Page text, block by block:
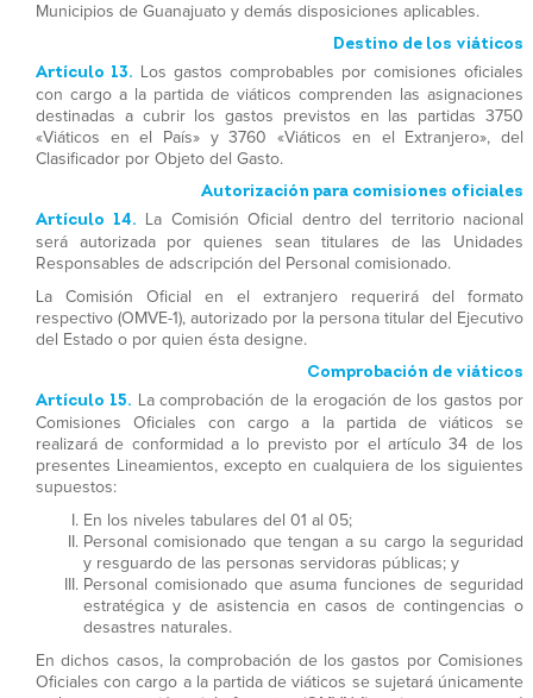
Municipios de Guanajuato y demás disposiciones aplicables.
Destino de los viáticos
Artículo 13. Los gastos comprobables por comisiones oficiales
con cargo a la partida de viáticos comprenden las asignaciones
destinadas a cubrir los gastos previstos en las partidas 3750
«Viáticos en el País» y 3760 «Viáticos en el Extranjero», del
Clasificador por Objeto del Gasto.
Autorización para comisiones oficiales
Artículo 14. La Comisión Oficial dentro del territorio nacional
será autorizada por quienes sean titulares de las Unidades
Responsables de adscripción del Personal comisionado.
La Comisión Oficial en el extranjero requerirá del formato
respectivo (OMVE-1), autorizado por la persona titular del Ejecutivo
del Estado o por quien ésta designe.
Comprobación de viáticos
Artículo 15. La comprobación de la erogación de los gastos por
Comisiones Oficiales con cargo a la partida de viáticos se
realizará de conformidad a lo previsto por el artículo 34 de los
presentes Lineamientos, excepto en cualquiera de los siguientes
supuestos:
En los niveles tabulares del 01 al 05;
Personal comisionado que tengan a su cargo la seguridad
y resguardo de las personas servidoras públicas; y
Personal comisionado que asuma funciones de seguridad
estratégica y de asistencia en casos de contingencias o
desastres naturales.
En dichos casos, la comprobación de los gastos por Comisiones
Oficiales con cargo a la partida de viáticos se sujetará únicamente